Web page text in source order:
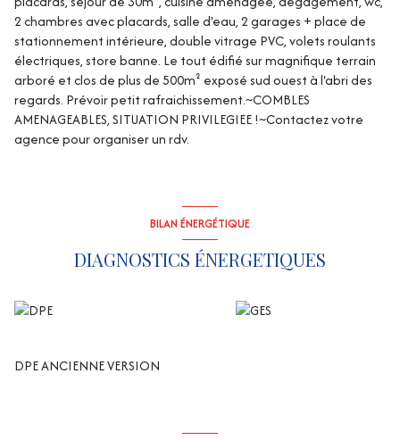
2 chambres avec placards, salle d'eau, 2 garages + place de
stationnement intérieure, double vitrage PVC, volets roulants
électriques, store banne. Le tout édifié sur magnifique terrain
arboré et clos de plus de 500m² exposé sud ouest à l'abri des
regards. Prévoir petit rafraichissement.~COMBLES
AMENAGEABLES, SITUATION PRIVILEGIEE !~Contactez votre
agence pour organiser un rdv.
BILAN ÉNERGÉTIQUE
DIAGNOSTICS ÉNERGETIQUES
DPE ANCIENNE VERSION